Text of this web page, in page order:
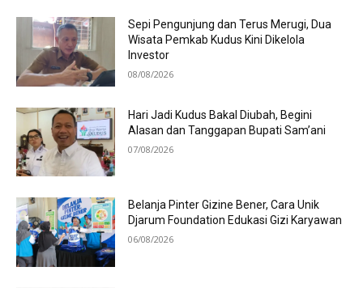
Sepi Pengunjung dan Terus Merugi, Dua
Wisata Pemkab Kudus Kini Dikelola
Investor
08/08/2026
Hari Jadi Kudus Bakal Diubah, Begini
Alasan dan Tanggapan Bupati Sam’ani
07/08/2026
Belanja Pinter Gizine Bener, Cara Unik
Djarum Foundation Edukasi Gizi Karyawan
06/08/2026